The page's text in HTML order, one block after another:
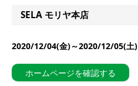
SELA モリヤ本店
2020/12/04(金)～2020/12/05(土)
ホームページを確認する